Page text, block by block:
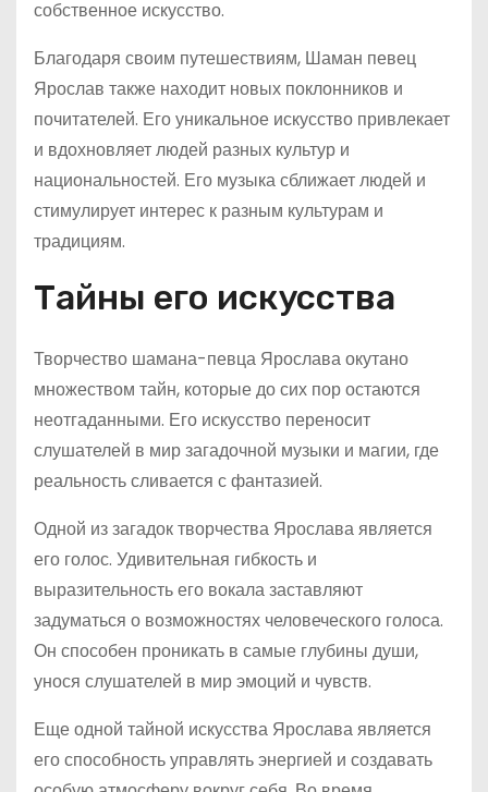
собственное искусство.
Благодаря своим путешествиям, Шаман певец
Ярослав также находит новых поклонников и
почитателей. Его уникальное искусство привлекает
и вдохновляет людей разных культур и
национальностей. Его музыка сближает людей и
стимулирует интерес к разным культурам и
традициям.
Тайны его искусства
Творчество шамана-певца Ярослава окутано
множеством тайн, которые до сих пор остаются
неотгаданными. Его искусство переносит
слушателей в мир загадочной музыки и магии, где
реальность сливается с фантазией.
Одной из загадок творчества Ярослава является
его голос. Удивительная гибкость и
выразительность его вокала заставляют
задуматься о возможностях человеческого голоса.
Он способен проникать в самые глубины души,
унося слушателей в мир эмоций и чувств.
Еще одной тайной искусства Ярослава является
его способность управлять энергией и создавать